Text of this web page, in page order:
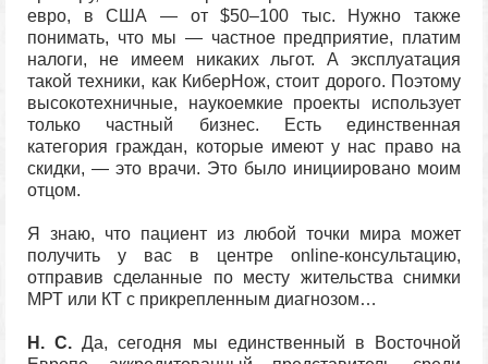
евро, в США — от $50–100 тыс. Нужно также
понимать, что мы — частное предприятие, платим
налоги, не имеем никаких льгот. А эксплуатация
такой техники, как КиберНож, стоит дорого. Поэтому
высокотехничные, наукоемкие проекты использует
только частный бизнес. Есть единственная
категория граждан, которые имеют у нас право на
скидки, — это врачи. Это было инициировано моим
отцом.
Я знаю, что пациент из любой точки мира может
получить у вас в центре online-консультацию,
отправив сделанные по месту жительства снимки
МРТ или КТ с прикрепленным диагнозом…
Н. С. Да, сегодня мы единственный в Восточной